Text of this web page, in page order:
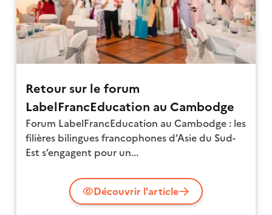
Retour sur le forum
LabelFrancEducation au Cambodge
Forum LabelFrancEducation au Cambodge : les
filières bilingues francophones d’Asie du Sud-
Est s’engagent pour un...
Découvrir l'article